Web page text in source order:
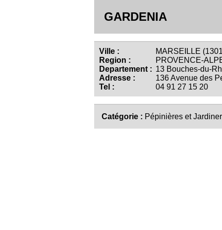
GARDENIA
Ville :
MARSEILLE
Region :
PROVENCE-
Departement : 13 Bouches-du-
Adresse :
136 Avenue des
Tel :
04 91 27 15 20
Catégorie : Pépinières et